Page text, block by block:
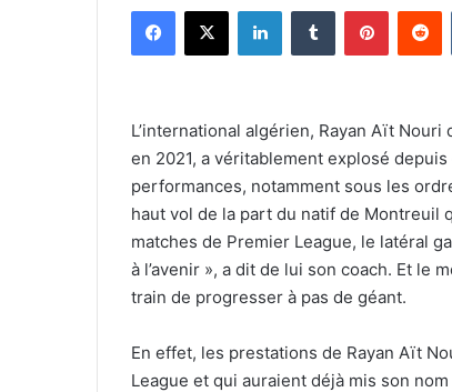
Facebook
X LinkedinTumblr Pinterest
L’international algérien, Rayan Aït
en 2021, a véritablement explosé depuis
performances, notamment sous les
haut vol de la part du natif de Montreuil
matches de Premier League, le latéral
à l’avenir », a dit de lui son coach. Et le
train de progresser à pas de géant.
En effet, les prestations de Rayan Aït
League et qui auraient déjà mis son